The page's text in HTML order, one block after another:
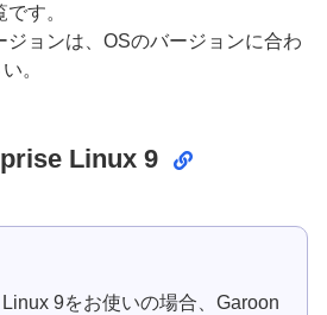
す。
ジョンは、OSのバージョンに合わ
。
Linux 9
9をお使いの場合、Garoon